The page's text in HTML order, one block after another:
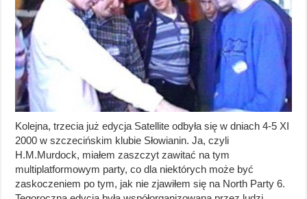
Kolejna, trzecia już edycja Satellite odbyła się w dniach 4-5 XI
2000 w szczecińskim klubie Słowianin. Ja, czyli
H.M.Murdock, miałem zaszczyt zawitać na tym
multiplatformowym party, co dla niektórych może być
zaskoczeniem po tym, jak nie zjawiłem się na North Party 6.